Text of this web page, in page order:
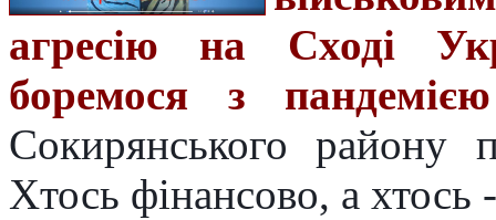
агресію на Сході
боремося з
Сокирянського району
Хтось фінансово, а